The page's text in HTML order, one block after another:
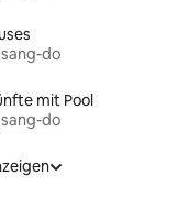
do
mit Pool
do